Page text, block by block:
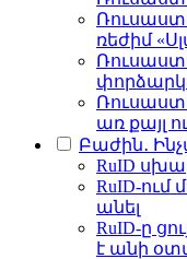
ռեժիմ
առ քայլ
Բաժին․
RuID
RuID-ում
անել
RuID-ը
է անի